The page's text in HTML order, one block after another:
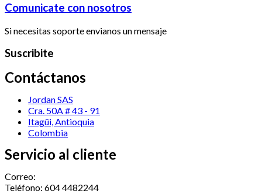
Comunicate con nosotros
Si necesitas soporte envianos un mensaje
Suscribite
Contáctanos
Jordan SAS
Cra. 50A # 43 - 91
Itagüi, Antioquia
Colombia
Servicio al cliente
Correo:
Teléfono: 604 4482244